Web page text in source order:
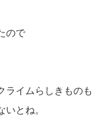
ので
ライムらしきものも
とね。